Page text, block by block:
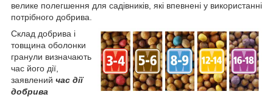
велике полегшення для садівників, які впевнені у використанні
потрібного добрива.
Склад добрива і
товщина оболонки
гранули визначають
час його дії,
заявлений час дії
добрива